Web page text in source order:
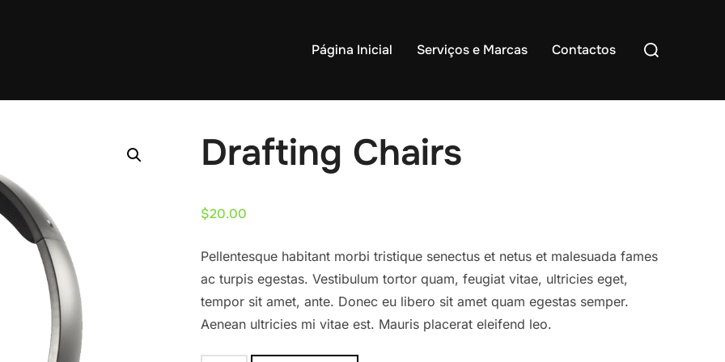
Página Inicial Serviços e Marcas Contactos
Search
Drafting Chairs
$20.00
Pellentesque habitant morbi tristique senectus et netus et malesuada fames
ac turpis egestas. Vestibulum tortor quam, feugiat vitae, ultricies eget,
tempor sit amet, ante. Donec eu libero sit amet quam egestas semper.
Aenean ultricies mi vitae est. Mauris placerat eleifend leo.